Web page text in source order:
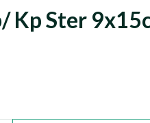
Kp Ster